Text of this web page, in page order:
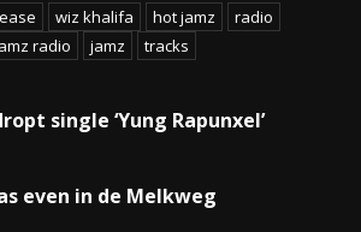
wiz khalifa hot jamz
radio
radio jamz tracks
single ‘Yung Rapunxel’
even in de Melkweg